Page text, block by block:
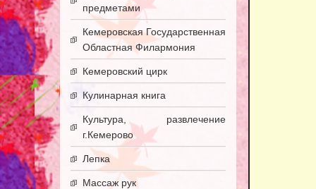
предметами
Кемеровская Государственная
Областная Филармония
Кемеровский цирк
Кулинарная книга
Культура, развлечение
г.Кемерово
Лепка
Массаж рук